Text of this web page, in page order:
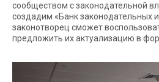
сообществом с законодательной
создадим «Банк законодательных
законотворец сможет
предложить их актуализацию в